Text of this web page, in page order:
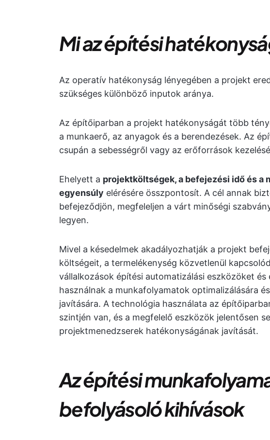
Mi az építési
Az operatív hatékonyság lényegében a projekt
szükséges különböző inputok aránya.
Az építőiparban a projekt hatékonyságát több
a munkaerő, az anyagok és a berendezések. Az
csupán a sebességről vagy az erőforrások
Ehelyett a projektköltségek, a befejezési idő és a
egyensúly elérésére összpontosít. A cél annak
befejeződjön, megfeleljen a várt minőségi
legyen.
Mivel a késedelmek akadályozhatják a projekt
költségeit, a termelékenység közvetlenül
vállalkozások építési automatizálási eszközöket
használnak a munkafolyamatok optimalizálására
javítására. A technológia használata az
szintjén van, és a megfelelő eszközök jelentősen
projektmenedzserek hatékonyságának javítását.
Az építési
befolyásoló kihívások